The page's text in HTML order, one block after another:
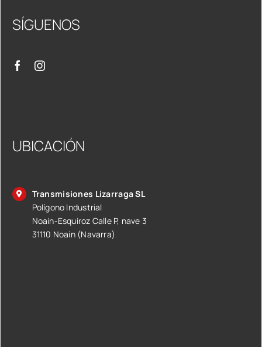
SÍGUENOS
UBICACIÓN
Transmisiones Lizarraga SL
Polígono Industrial
Noain-Esquiroz Calle P, nave 3
31110 Noain (Navarra)